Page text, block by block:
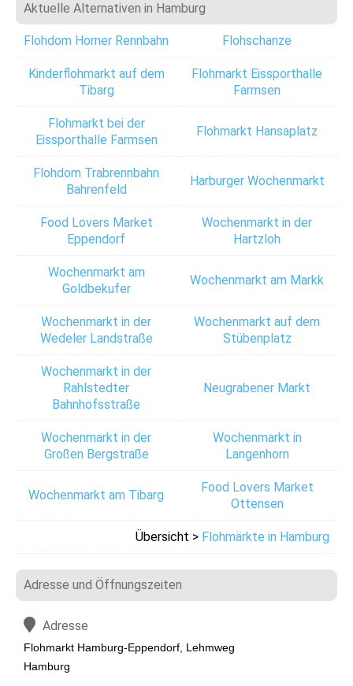
Aktuelle Alternativen in Hamburg
Flohdom Horner Rennbahn Flohschanze
Kinderflohmarkt auf dem
Tibarg
Flohmarkt Eissporthalle
Farmsen
Flohmarkt bei der
Eissporthalle Farmsen
Flohmarkt Hansaplatz
Flohdom Trabrennbahn
Bahrenfeld
Harburger Wochenmarkt
Food Lovers Market
Eppendorf
Wochenmarkt in der
Hartzloh
Wochenmarkt am
Goldbekufer
Wochenmarkt am Markk
Wochenmarkt in der
Wedeler Landstraße
Wochenmarkt auf dem
Stübenplatz
Wochenmarkt in der
Rahlstedter
Bahnhofsstraße
Neugrabener Markt
Wochenmarkt in der
Großen Bergstraße
Wochenmarkt in
Langenhorn
Wochenmarkt am Tibarg
Food Lovers Market
Ottensen
Übersicht > Flohmärkte in Hamburg
Adresse und Öffnungszeiten
Adresse
Flohmarkt Hamburg-Eppendorf, Lehmweg
Hamburg